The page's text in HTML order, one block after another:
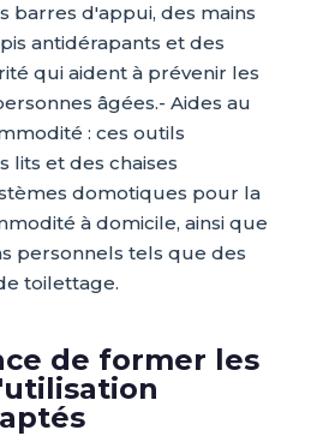
barres d'appui, des mains
antidérapants et des
qui aident à prévenir les
âgées.- Aides au
: ces outils
lits et des chaises
domotiques pour la
à domicile, ainsi que
personnels tels que des
toilettage.
de former les